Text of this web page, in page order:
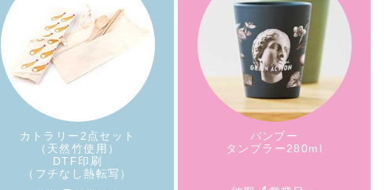
イベント・推し活で使える
暑い季節に人気の
オリジナルグッズ
人気ランキング
エコレジバッグ
（ポリエステル製）
カトラリー2点セット
（天然竹使用）
DTF印刷
（フチなし熱転写）
バンブー
タンブラー280ml